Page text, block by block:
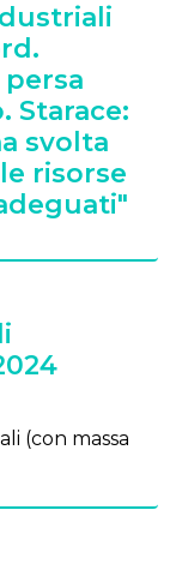
Starace:
svolta
risorse
(con massa